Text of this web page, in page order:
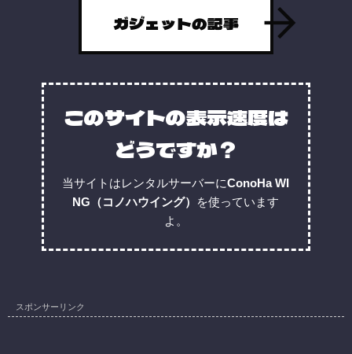
ガジェットの記事
このサイトの表示速度は
どうですか？
当サイトはレンタルサーバーにConoHa WI
NG（コノハウイング） を使っています
よ。